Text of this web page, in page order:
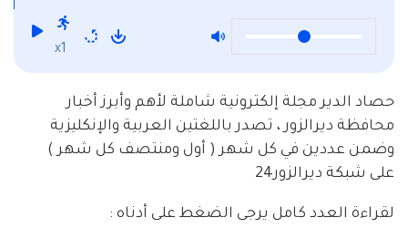
x1
حصاد الدير مجلة إلكترونية شاملة لأهم وأبرز أخبار
محافظة ديرالزور ، تصدر باللغتين العربية والإنكليزية
وضمن عددين في كل شهر ( أول ومنتصف كل شهر )
على شبكة ديرالزور24
لقراءة العدد كامل يرجى الضغط على أدناه :